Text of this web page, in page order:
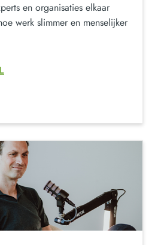
en organisaties elkaar
werk slimmer en menselijker